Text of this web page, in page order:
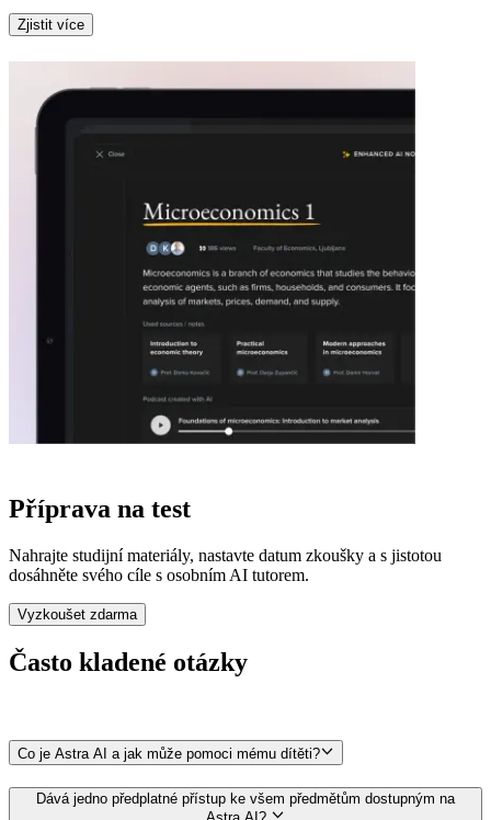
Zjistit více
Příprava na test
Nahrajte studijní materiály, nastavte datum zkoušky a s jistotou
dosáhněte svého cíle s osobním AI tutorem.
Vyzkoušet zdarma
Často kladené otázky
Co je Astra AI a jak může pomoci mému dítěti?
Dává jedno předplatné přístup ke všem předmětům dostupným na